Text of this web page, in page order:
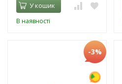
У кошик
В наявності
-3%